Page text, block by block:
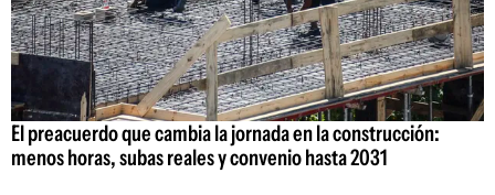
El preacuerdo que cambia la jornada en la construcción:
menos horas, subas reales y convenio hasta 2031